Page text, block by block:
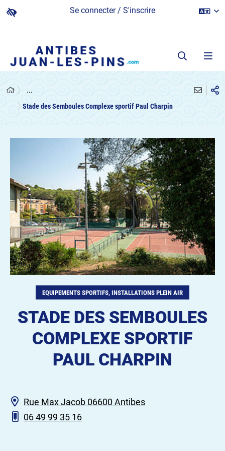
Se connecter / S'inscrire
...
Stade des Semboules Complexe sportif Paul Charpin
EQUIPEMENTS SPORTIFS, INSTALLATIONS PLEIN AIR
STADE DES SEMBOULES
COMPLEXE SPORTIF
PAUL CHARPIN
Rue Max Jacob 06600 Antibes
06 49 99 35 16